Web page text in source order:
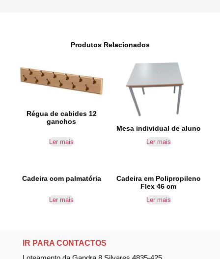
Produtos Relacionados
Régua de cabides 12
ganchos
Ler mais
Mesa individual de aluno
Ler mais
Cadeira com palmatória
Ler mais
Cadeira em Polipropileno
Flex 46 cm
Ler mais
IR PARA CONTACTOS